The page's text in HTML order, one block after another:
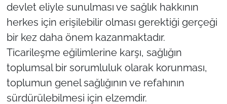
devlet eliyle sunulması ve sağlık hakkının
herkes için erişilebilir olması gerektiği gerçeği
bir kez daha önem kazanmaktadır.
Ticarileşme eğilimlerine karşı, sağlığın
toplumsal bir sorumluluk olarak korunması,
toplumun genel sağlığının ve refahının
sürdürülebilmesi için elzemdir.